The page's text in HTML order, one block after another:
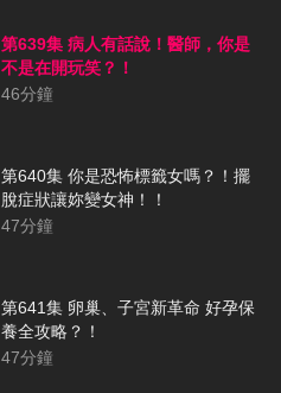
第639集 病人有話說！醫師，你是
不是在開玩笑？！
46分鐘
第640集 你是恐怖標籤女嗎？！擺
脫症狀讓妳變女神！！
47分鐘
第641集 卵巢、子宮新革命 好孕保
養全攻略？！
47分鐘